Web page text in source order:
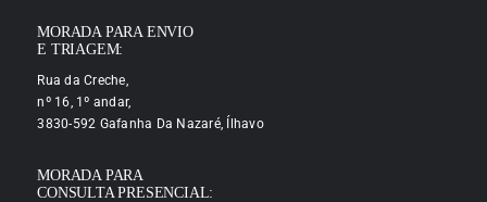
MORADA PARA ENVIO
E TRIAGEM:
Rua da Creche,
nº 16, 1º andar,
3830-592 Gafanha Da Nazaré, Ílhavo
MORADA PARA
CONSULTA PRESENCIAL: